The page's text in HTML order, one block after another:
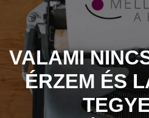
VALAMI
ÉRZEM ÉS